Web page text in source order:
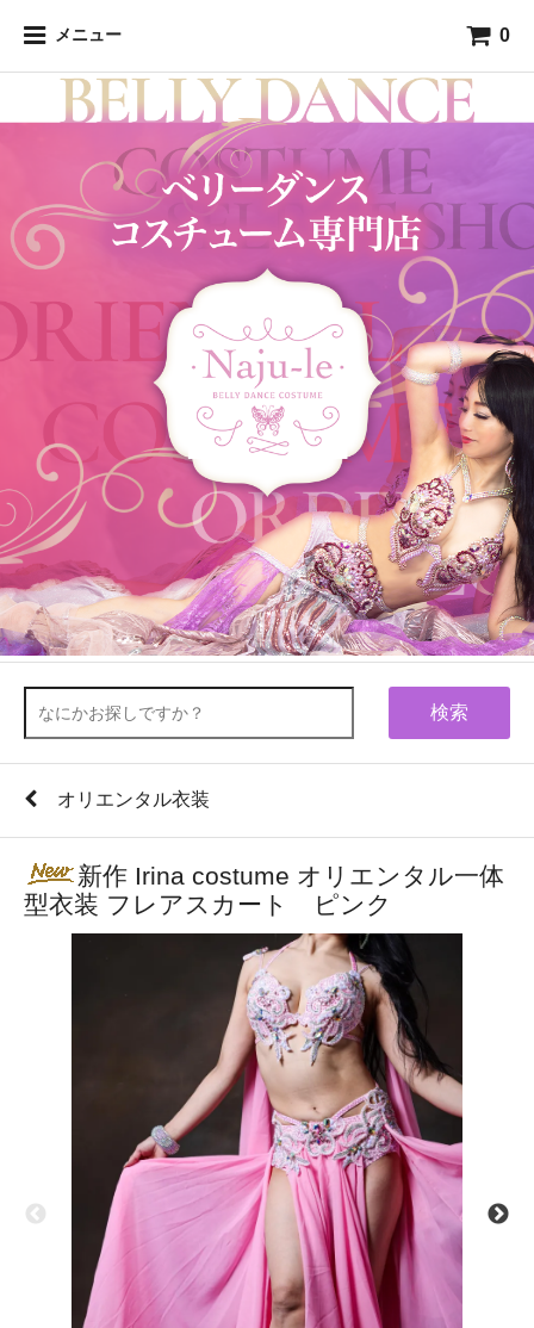
メニュー 0
検索
オリエンタル衣装
新作 Irina costume オリエンタル一体
型衣装 フレアスカート ピンク